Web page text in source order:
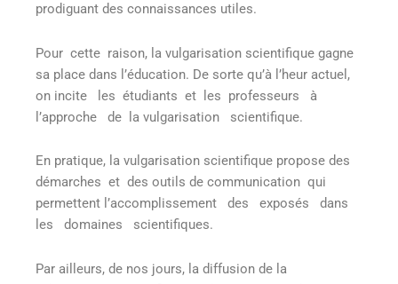
prodiguant des connaissances utiles.
Pour cette raison, la vulgarisation scientifique gagne
sa place dans l’éducation. De sorte qu’à l’heur actuel,
on incite les étudiants et les professeurs à
l’approche de la vulgarisation scientifique.
En pratique, la vulgarisation scientifique propose des
démarches et des outils de communication qui
permettent l’accomplissement des exposés dans
les domaines scientifiques.
Par ailleurs, de nos jours, la diffusion de la